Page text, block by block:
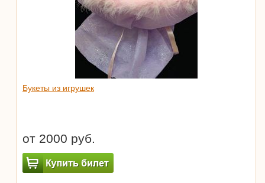
Букеты из игрушек
от 2000 руб.